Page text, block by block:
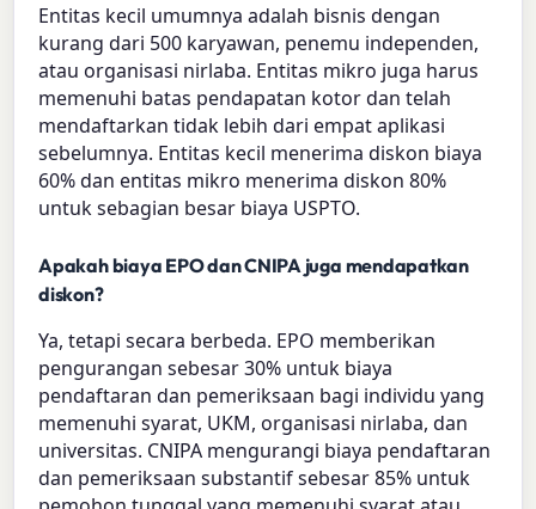
Entitas kecil umumnya adalah bisnis dengan
kurang dari 500 karyawan, penemu independen,
atau organisasi nirlaba. Entitas mikro juga harus
memenuhi batas pendapatan kotor dan telah
mendaftarkan tidak lebih dari empat aplikasi
sebelumnya. Entitas kecil menerima diskon biaya
60% dan entitas mikro menerima diskon 80%
untuk sebagian besar biaya USPTO.
Apakah biaya EPO dan CNIPA juga mendapatkan
diskon?
Ya, tetapi secara berbeda. EPO memberikan
pengurangan sebesar 30% untuk biaya
pendaftaran dan pemeriksaan bagi individu yang
memenuhi syarat, UKM, organisasi nirlaba, dan
universitas. CNIPA mengurangi biaya pendaftaran
dan pemeriksaan substantif sebesar 85% untuk